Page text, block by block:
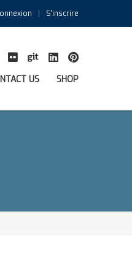
S'inscrire
US SHOP